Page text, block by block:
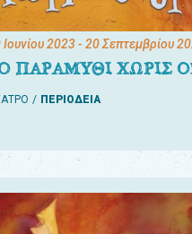
Ιουνίου 2023- 20 Σεπτεμβρίου
ΠΑΡΑΜΥΘΙ ΧΩΡΙΣ
ΠΕΡΙΟΔΕΙΑ